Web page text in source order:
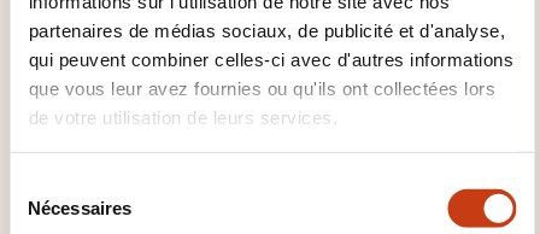
partenaires de médias sociaux, de publicité et d'analyse,
qui peuvent combiner celles-ci avec d'autres informations
que vous leur avez fournies ou qu'ils ont collectées lors
de votre utilisation de leurs services.
Nécessaires
CES FORMATIONS POURRAIENT